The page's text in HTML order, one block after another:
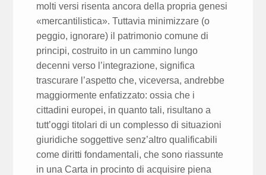
molti versi risenta ancora della propria genesi
«mercantilistica». Tuttavia minimizzare (o
peggio, ignorare) il patrimonio comune di
principi, costruito in un cammino lungo
decenni verso l’integrazione, significa
trascurare l’aspetto che, viceversa, andrebbe
maggiormente enfatizzato: ossia che i
cittadini europei, in quanto tali, risultano a
tutt’oggi titolari di un complesso di situazioni
giuridiche soggettive senz’altro qualificabili
come diritti fondamentali, che sono riassunte
in una Carta in procinto di acquisire piena